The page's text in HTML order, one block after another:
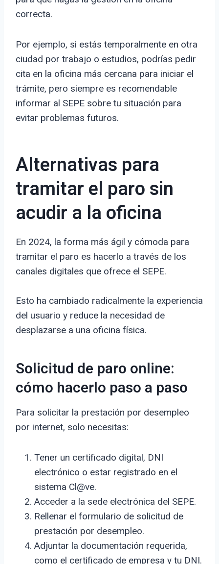
correcta.
Por ejemplo, si estás temporalmente en otra
ciudad por trabajo o estudios, podrías pedir
cita en la oficina más cercana para iniciar el
trámite, pero siempre es recomendable
informar al SEPE sobre tu situación para
evitar problemas futuros.
Alternativas para
tramitar el paro sin
acudir a la oficina
En 2024, la forma más ágil y cómoda para
tramitar el paro es hacerlo a través de los
canales digitales que ofrece el SEPE.
Esto ha cambiado radicalmente la experiencia
del usuario y reduce la necesidad de
desplazarse a una oficina física.
Solicitud de paro online:
cómo hacerlo paso a paso
Para solicitar la prestación por desempleo
por internet, solo necesitas:
Tener un certificado digital, DNI
electrónico o estar registrado en el
sistema Cl@ve.
Acceder a la sede electrónica del SEPE.
Rellenar el formulario de solicitud de
prestación por desempleo.
Adjuntar la documentación requerida,
como el certificado de empresa y tu DNI.